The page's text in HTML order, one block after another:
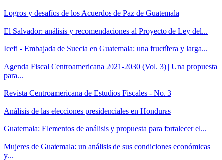
Logros y desafíos de los Acuerdos de Paz de Guatemala
El Salvador: análisis y recomendaciones al Proyecto de Ley del...
Icefi - Embajada de Suecia en Guatemala: una fructífera y larga...
Agenda Fiscal Centroamericana 2021-2030 (Vol. 3) | Una propuesta
para...
Revista Centroamericana de Estudios Fiscales - No. 3
Análisis de las elecciones presidenciales en Honduras
Guatemala: Elementos de análisis y propuesta para fortalecer el...
Mujeres de Guatemala: un análisis de sus condiciones económicas
y...